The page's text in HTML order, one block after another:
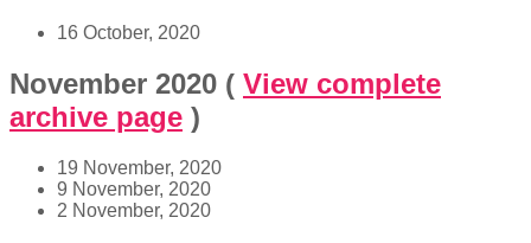
16 October, 2020
November 2020 ( View complete
archive page )
19 November, 2020
9 November, 2020
2 November, 2020